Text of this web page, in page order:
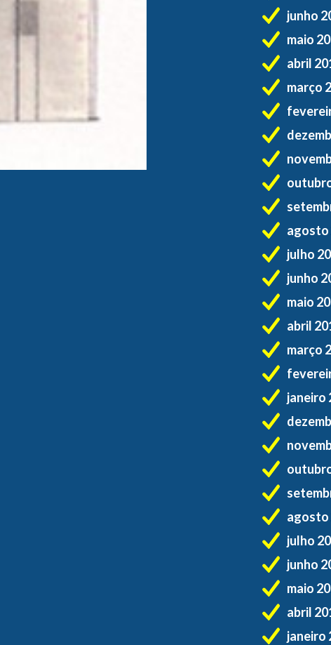
junho
maio
abril
março
agosto
julho
junho
maio
abril
março
janeiro
agosto
julho
junho
maio
abril
janeiro